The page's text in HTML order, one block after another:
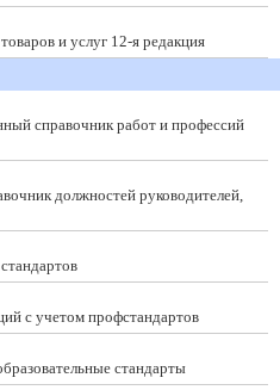
и услуг 12-я редакция
справочник работ и профессий
должностей руководителей,
с учетом профстандартов
стандарты